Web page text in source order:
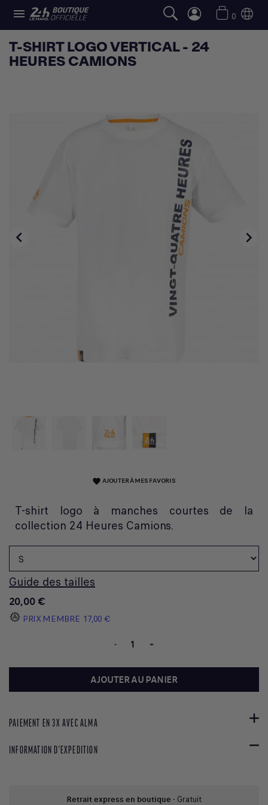
 0
T-SHIRT LOGO VERTICAL - 24
HEURES CAMIONS
 
favorite AJOUTER À MES FAVORIS
T-shirt logo à manches courtes de la
collection 24 Heures Camions.
Guide des tailles
20,00 €
PRIX MEMBRE 17,00 €
- +
AJOUTER AU PANIER
PAIEMENT EN 3X AVEC ALMA
INFORMATION D'EXPEDITION
Retrait express en boutique - Gratuit